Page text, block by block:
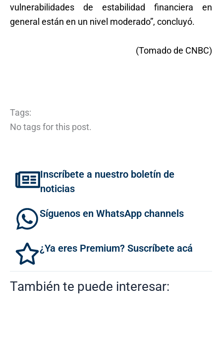
vulnerabilidades de estabilidad financiera en
general están en un nivel moderado”, concluyó.
(Tomado de CNBC)
Tags:
No tags for this post.
Inscríbete a nuestro boletín de
noticias
Síguenos en WhatsApp channels
¿Ya eres Premium? Suscríbete acá
También te puede interesar: